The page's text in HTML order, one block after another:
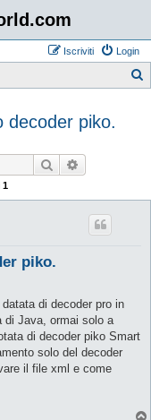
Login
Iscriviti
decoder piko.
Cerca
1
piko.
di decoder pro in
di Java, ormai solo a
di decoder piko Smart
solo del decoder
il file xml e come